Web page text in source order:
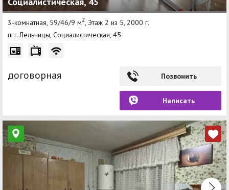
3-комнатная, 59/46/9 м2, Этаж 2 из 5, 2000 г.
пгт. Лельчицы, Социалистическая, 45
договорная Позвонить
Написать